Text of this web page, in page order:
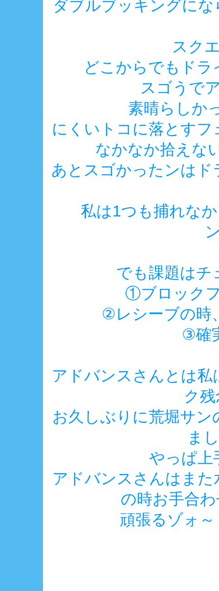
ダブルブッキングに
スク
どこからでもド
スゴうで
素晴らしか
にくいトコに落とす
なかなか拾えな
あとスゴかったンは
私は1つも捕れな
でも課題はチ
①ブロック
②レシーブの時
③確
アドバンスさんとは
ク
お久しぶりに荒堀サ
ま
やっぱ上
アドバンスさんはま
の時お手合
頑張るゾォ